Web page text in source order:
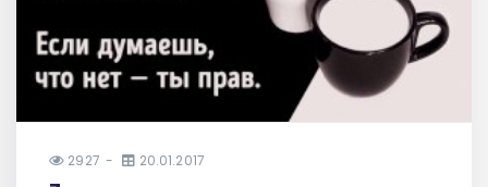
2927 20.01.2017